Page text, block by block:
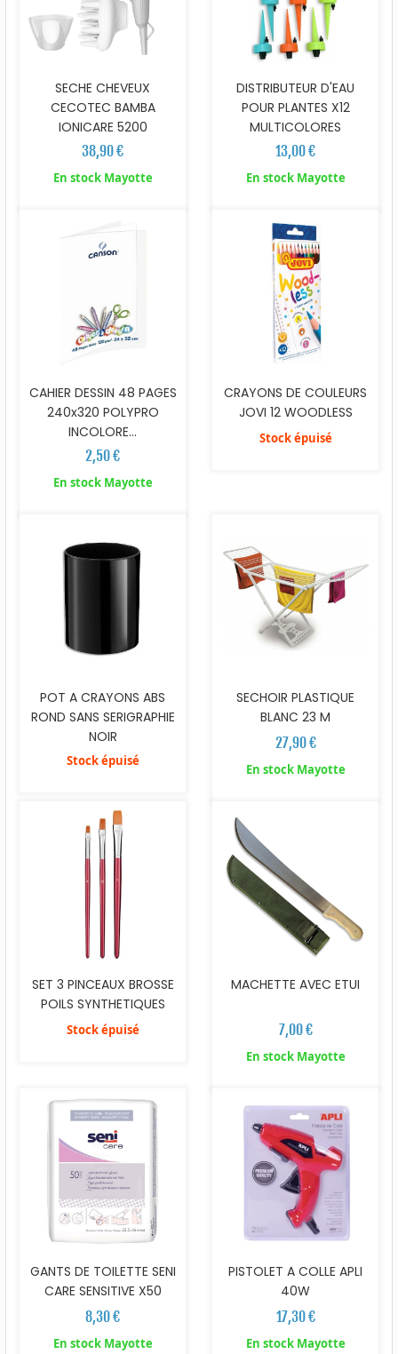
SECHE CHEVEUX
CECOTEC BAMBA
IONICARE 5200
38,90 €
En stock Mayotte
DISTRIBUTEUR D'EAU
POUR PLANTES X12
MULTICOLORES
13,00 €
En stock Mayotte
CAHIER DESSIN 48 PAGES
240x320 POLYPRO
INCOLORE...
2,50 €
En stock Mayotte
CRAYONS DE COULEURS
JOVI 12 WOODLESS
Stock épuisé
POT A CRAYONS ABS
ROND SANS SERIGRAPHIE
NOIR
Stock épuisé
SECHOIR PLASTIQUE
BLANC 23 M
27,90 €
En stock Mayotte
SET 3 PINCEAUX BROSSE
POILS SYNTHETIQUES
Stock épuisé
MACHETTE AVEC ETUI
7,00 €
En stock Mayotte
GANTS DE TOILETTE SENI
CARE SENSITIVE X50
8,30 €
En stock Mayotte
PISTOLET A COLLE APLI
40W
17,30 €
En stock Mayotte